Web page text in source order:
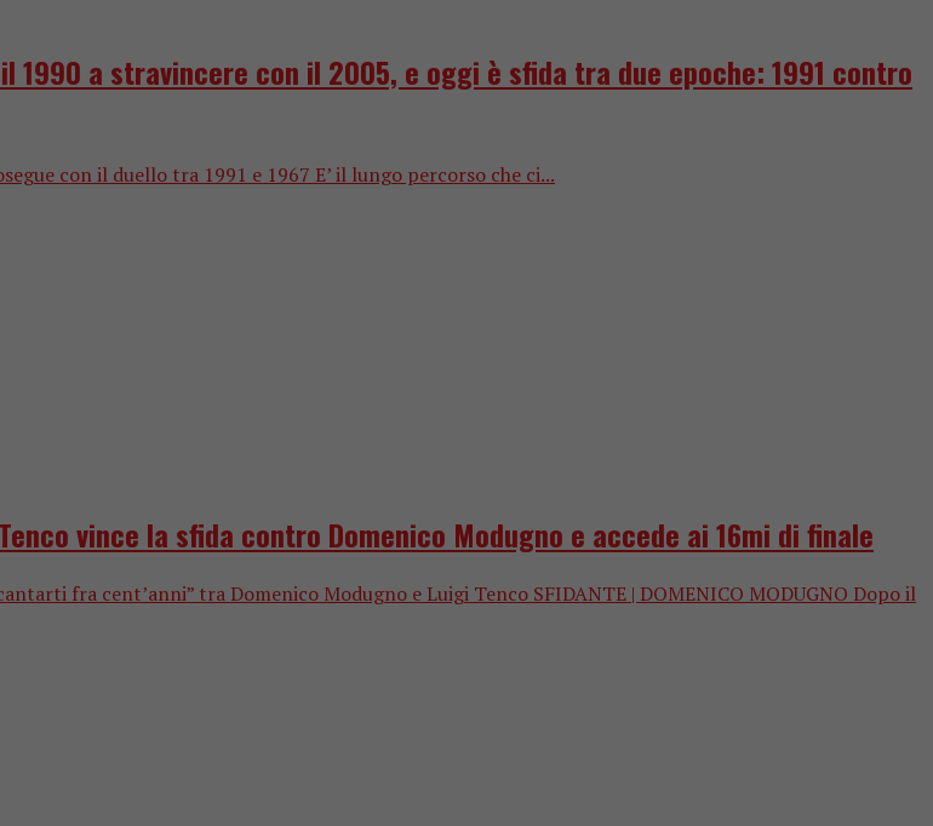
1990 a stravincere con il 2005, e oggi è sfida tra due epoche: 1991 contro
con il duello tra 1991 e 1967 E’ il lungo percorso che ci...
vince la sfida contro Domenico Modugno e accede ai 16mi di finale
fra cent’anni” tra Domenico Modugno e Luigi Tenco SFIDANTE | DOMENICO MODUGNO Dopo il